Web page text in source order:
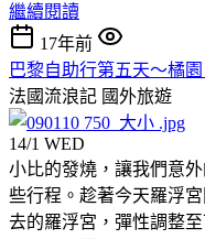
繼續閱讀
17年前
巴黎自助行第五天～橘
法國流浪記 國外旅遊
14/1 WED
小比的發燒，讓我們意
些行程。趁著今天羅浮
去的羅浮宮，彈性調整